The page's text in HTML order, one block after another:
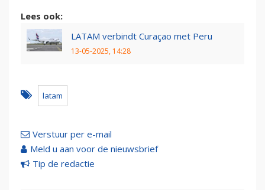
Lees ook:
LATAM verbindt Curaçao met Peru
13-05-2025, 14:28
latam
Verstuur per e-mail
Meld u aan voor de nieuwsbrief
Tip de redactie